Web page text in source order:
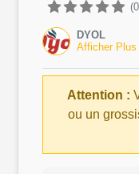
DYOL
Afficher Plus
Attention :
ou un